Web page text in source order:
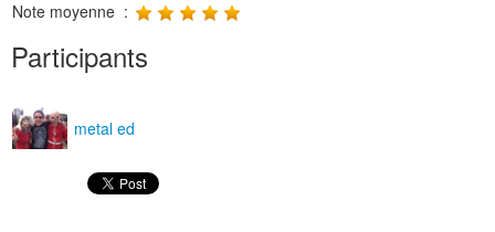
Note moyenne :
Participants
metal ed